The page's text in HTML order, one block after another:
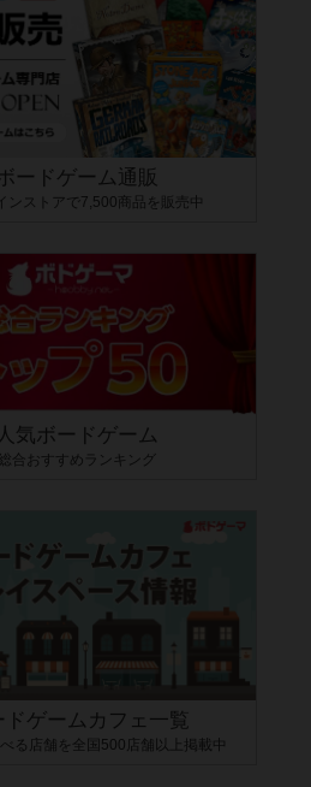
ードゲーム通販
ンストアで7,500商品を販売中
人気ボードゲーム
総合おすすめランキング
ドゲームカフェ一覧
る店舗を全国500店舗以上掲載中